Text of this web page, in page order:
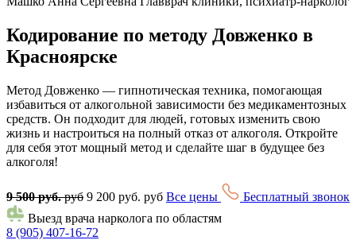
Кодирование по методу Довженко в
Красноярске
Метод Довженко — гипнотическая техника, помогающая
избавиться от алкогольной зависимости без медикаментозных
средств. Он подходит для людей, готовых изменить свою
жизнь и настроиться на полный отказ от алкоголя. Откройте
для себя этот мощный метод и сделайте шаг в будущее без
алкоголя!
9 500 руб.руб 9 200 руб. руб Все цены
Бесплатный звонок
Выезд врача нарколога по областям
8 (905) 407-16-72